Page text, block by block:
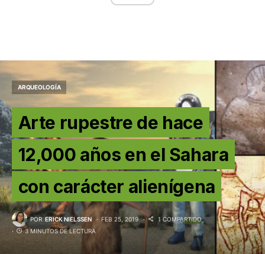
ARQUEOLOGÍA
Arte rupestre de hace
12,000 años en el Sahara
con carácter alienígena
POR ERICK NIELSSEN FEB 25, 2019
1 COMPARTIDO
3 MINUTOS DE LECTURA